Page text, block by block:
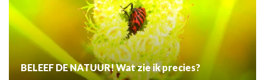
BELEEF DE NATUUR! Wat zie ik precies?